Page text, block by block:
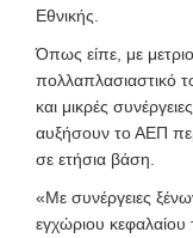
Εθνικής.
Όπως είπε, με
πολλαπλασιαστικό
και μικρές
αυξήσουν το ΑΕΠ
σε ετήσια βάση.
«Με συνέργειες
εγχώριου κεφαλαίου